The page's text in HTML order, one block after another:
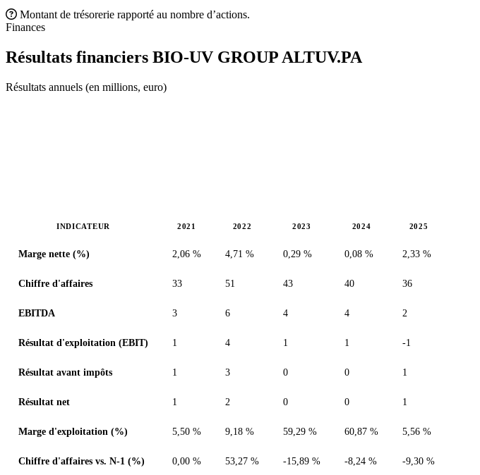
Montant de trésorerie rapporté au nombre d’actions.
Finances
Résultats financiers BIO-UV GROUP ALTUV.PA
Résultats annuels (en millions, euro)
INDICATEUR 2021 2022 2023 2024 2025
Marge nette (%) 2,06 % 4,71 % 0,29 % 0,08 % 2,33 %
Chiffre d'affaires 33 51 43 40 36
EBITDA 3 6 4 4 2
Résultat d'exploitation (EBIT) 1 4 1 1 -1
Résultat avant impôts 1 3 0 0 1
Résultat net 1 2 0 0 1
Marge d'exploitation (%) 5,50 % 9,18 % 59,29 % 60,87 % 5,56 %
Chiffre d'affaires vs. N-1 (%) 0,00 % 53,27 % -15,89 % -8,24 % -9,30 %